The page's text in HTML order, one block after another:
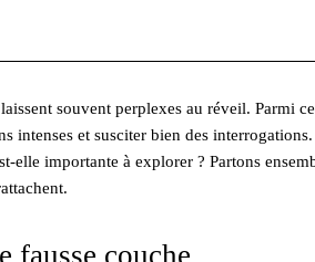
souvent perplexes au réveil. Parmi
intenses et susciter bien des
elle importante à explorer ? Partons
fausse couche